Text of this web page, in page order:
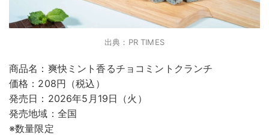
出典：PR TIMES
商品名：爽快ミント香るチョコミントクランチ
価格：208円（税込）
発売日：2026年5月19日（火）
発売地域：全国
※数量限定